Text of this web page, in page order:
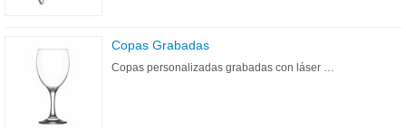
Copas Grabadas
Copas personalizadas grabadas con láser …